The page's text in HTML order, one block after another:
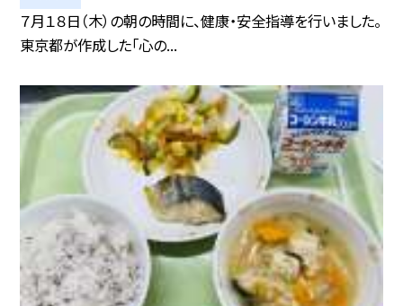
７月１８日（木）の朝の時間に、健康・安全指導を行いました。
東京都が作成した「心の...